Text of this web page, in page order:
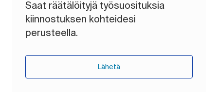
Saat räätälöityjä työsuosituksia
kiinnostuksen kohteidesi
perusteella.
Lähetä